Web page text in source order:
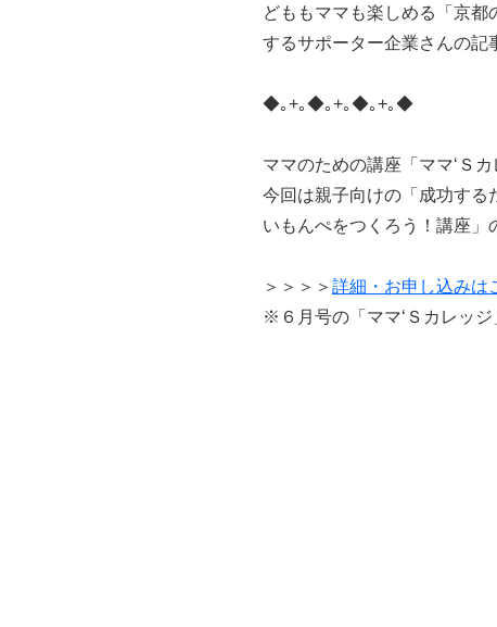
どももママも楽しめる「京
するサポーター企業さんの記
◆｡+｡◆｡+｡◆｡+｡◆
ママのための講座「ママ‘Ｓ
今回は親子向けの「成功する
いもんぺをつくろう！講座」
＞＞＞＞ 詳細・お申し込みは
※６月号の「ママ‘Ｓカレッジ